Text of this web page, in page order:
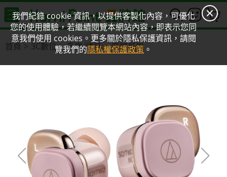
我們紀錄 cookie 資訊，以提供客製化內容，可優化
您的使用體驗，若繼續閱覽本網站內容，即表示您同
意我們使用 cookies。更多關於隱私保護資訊，請閱
覽我們的隱私權保護政策 。
首頁 3C數位 音樂/通話 無線耳機